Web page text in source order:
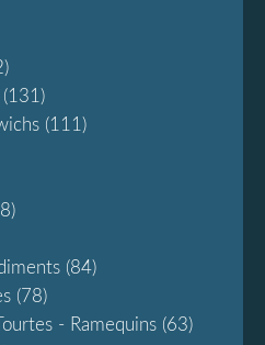
(131)
(111)
(84)
(78)
- Ramequins (63)